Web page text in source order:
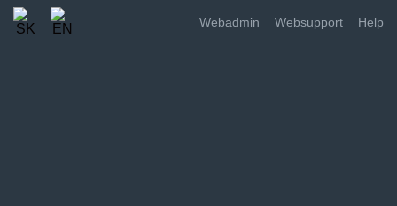
Webadmin Websupport Help